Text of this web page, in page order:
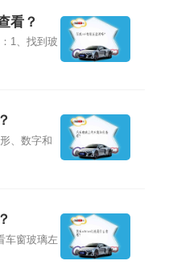
看？
1、找到玻
、数字和
车窗玻璃左